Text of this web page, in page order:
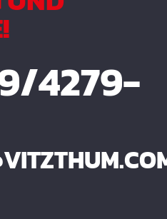
4279-